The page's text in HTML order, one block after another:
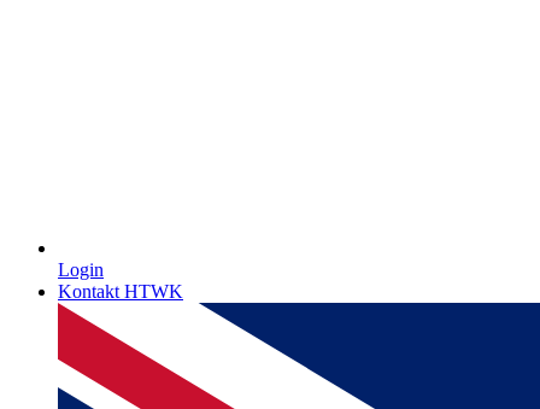
Login
Kontakt HTWK